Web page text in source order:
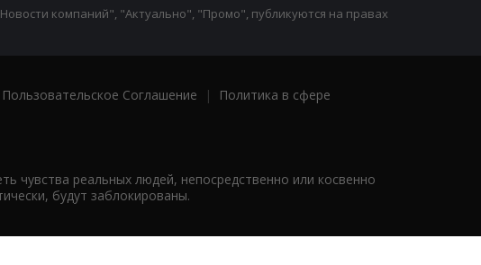
компаний", "Актуально", "Промо", публикуются на правах
Пользовательское Соглашение |
Политика в сфере
чувства реальных людей, непосредственно или косвенно
будут заблокированы.